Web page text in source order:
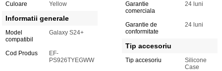
Culoare Yellow
Informatii generale
Model
compatibil
Galaxy S24+
Cod Produs
EF-
PS926TYEGWW
Garantie
comerciala
24 luni
Garantie de
conformitate
24 luni
Tip accesoriu
Tip accesoriu
Silicone
Case